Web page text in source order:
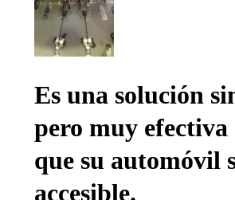
Es una solución
pero muy efectiva
que su automóvil
accesible.